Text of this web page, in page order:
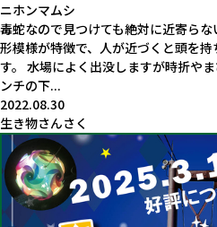
ニホンマムシ
毒蛇なので見つけても絶対に近寄ら
形模様が特徴で、人が近づくと頭を
す。 水場によく出没しますが時折や
ンチの下...
2022.08.30
生き物さんさく